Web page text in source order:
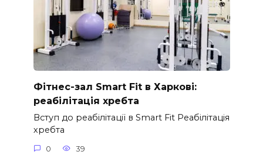
Фітнес-зал Smart Fit в Харкові:
реабілітація хребта
Вступ до реабілітації в Smart Fit Реабілітація
хребта
0 39